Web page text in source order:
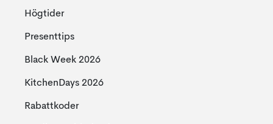
Högtider
Presenttips
Black Week 2026
KitchenDays 2026
Rabattkoder